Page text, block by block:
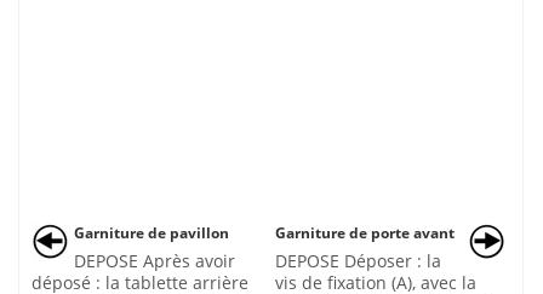
Garniture de pavillon
DEPOSE Après avoir
déposé : la tablette arrière
Garniture de porte avant
DEPOSE Déposer : la
vis de fixation (A), avec la